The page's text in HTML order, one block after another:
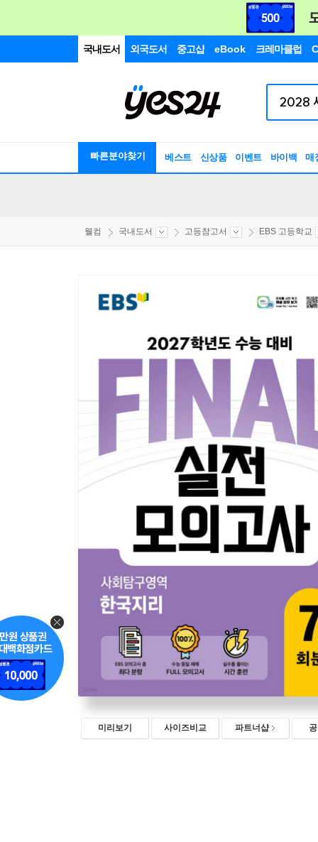
국내도서 외국도서 중고샵 eBook 크레마클럽
빠른분야찾기 베스트 신상품 이벤트 바이백 매
웰컴 국내도서 고등참고서 EBS 고등학교
미리보기 사이즈비교 파트너샵